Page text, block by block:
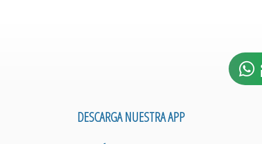
DESCARGA NUESTRA APP